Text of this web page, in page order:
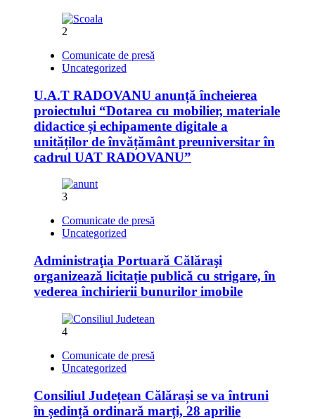
2
Comunicate de presă
Uncategorized
U.A.T RADOVANU anunță încheierea
proiectului “Dotarea cu mobilier, materiale
didactice și echipamente digitale a
unităților de învățământ preuniversitar în
cadrul UAT RADOVANU”
3
Comunicate de presă
Uncategorized
Administraţia Portuară Călăraşi
organizează licitație publică cu strigare, în
vederea închirierii bunurilor imobile
4
Comunicate de presă
Uncategorized
Consiliul Județean Călărași se va întruni
în ședință ordinară marți, 28 aprilie